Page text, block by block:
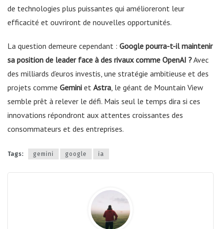
de technologies plus puissantes qui amélioreront leur
efficacité et ouvriront de nouvelles opportunités.
La question demeure cependant : Google pourra-t-il maintenir
sa position de leader face à des rivaux comme OpenAI ?Avec
des milliards d’euros investis, une stratégie ambitieuse et des
projets comme Gemini et Astra , le géant de Mountain View
semble prêt à relever le défi. Mais seul le temps dira si ces
innovations répondront aux attentes croissantes des
consommateurs et des entreprises.
Tags: gemini google ia